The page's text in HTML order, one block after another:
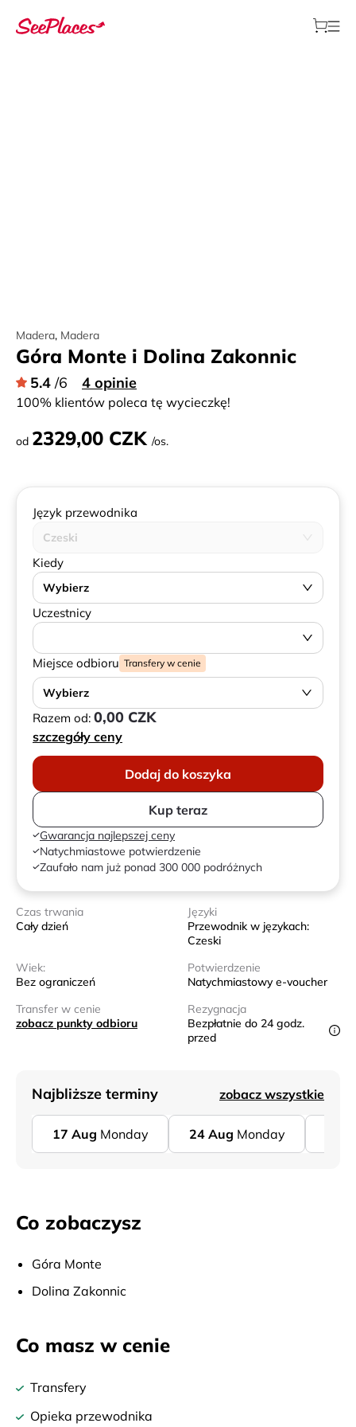
Madera, Madera
Góra Monte i Dolina Zakonnic
5.4 /6 4 opinie
100% klientów poleca tę wycieczkę!
od 2329,00 CZK /os.
Język przewodnika
Czeski
Kiedy
Wybierz
Uczestnicy
Miejsce odbioru Transfery w cenie
Wybierz
Razem od: 0,00 CZK
szczegóły ceny
Dodaj do koszyka
Kup teraz
Gwarancja najlepszej ceny
Natychmiastowe potwierdzenie
Zaufało nam już ponad 300 000 podróżnych
Czas trwania
Cały dzień
Języki
Przewodnik w językach:
Czeski
Wiek:
Bez ograniczeń
Potwierdzenie
Natychmiastowy e-voucher
Transfer w cenie
zobacz punkty odbioru
Rezygnacja
Bezpłatnie do 24 godz.
przed
Najbliższe terminy zobacz wszystkie
17 Aug Monday 24 Aug Monday
Co zobaczysz
Góra Monte
Dolina Zakonnic
Co masz w cenie
Transfery
Opieka przewodnika